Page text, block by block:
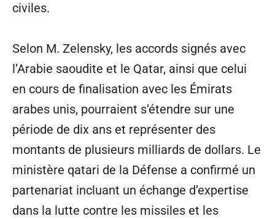
civiles.
Selon M. Zelensky, les accords signés avec
l’Arabie saoudite et le Qatar, ainsi que celui
en cours de finalisation avec les Émirats
arabes unis, pourraient s’étendre sur une
période de dix ans et représenter des
montants de plusieurs milliards de dollars. Le
ministère qatari de la Défense a confirmé un
partenariat incluant un échange d’expertise
dans la lutte contre les missiles et les